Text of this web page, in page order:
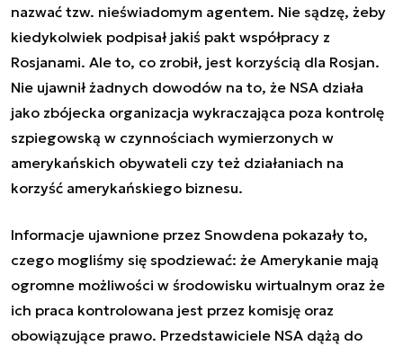
nazwać tzw. nieświadomym agentem. Nie sądzę, żeby
kiedykolwiek podpisał jakiś pakt współpracy z
Rosjanami. Ale to, co zrobił, jest korzyścią dla Rosjan.
Nie ujawnił żadnych dowodów na to, że NSA działa
jako zbójecka organizacja wykraczająca poza kontrolę
szpiegowską w czynnościach wymierzonych w
amerykańskich obywateli czy też działaniach na
korzyść amerykańskiego biznesu.
Informacje ujawnione przez Snowdena pokazały to,
czego mogliśmy się spodziewać: że Amerykanie mają
ogromne możliwości w środowisku wirtualnym oraz że
ich praca kontrolowana jest przez komisję oraz
obowiązujące prawo. Przedstawiciele NSA dążą do